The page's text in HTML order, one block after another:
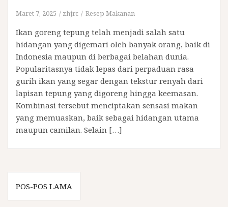
Maret 7, 2025 zhjrc Resep Makanan
Ikan goreng tepung telah menjadi salah satu
hidangan yang digemari oleh banyak orang, baik di
Indonesia maupun di berbagai belahan dunia.
Popularitasnya tidak lepas dari perpaduan rasa
gurih ikan yang segar dengan tekstur renyah dari
lapisan tepung yang digoreng hingga keemasan.
Kombinasi tersebut menciptakan sensasi makan
yang memuaskan, baik sebagai hidangan utama
maupun camilan. Selain […]
Navigasi
pos
POS-POS LAMA